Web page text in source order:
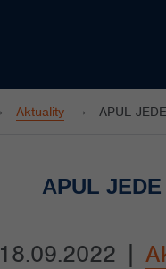
Aktuality APUL
APUL
18.09.2022 |